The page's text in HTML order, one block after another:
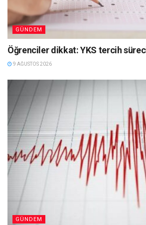
GÜNDEM
Öğrenciler dikkat: YKS tercih
9 AĞUSTOS 2026
GÜNDEM